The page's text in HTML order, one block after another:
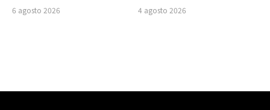
6 agosto 2026 4 agosto 2026